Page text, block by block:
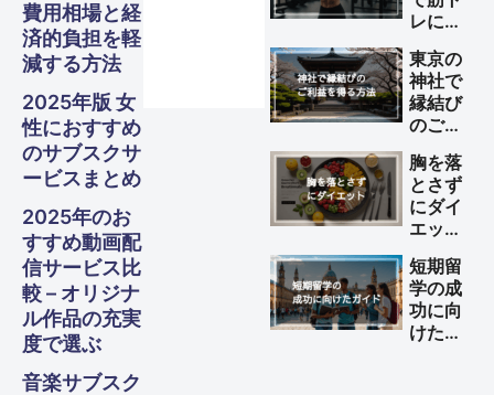
費用相場と経
済的負担を軽
減する方法
2025年版 女
性におすすめ
のサブスクサ
ービスまとめ
2025年のお
すすめ動画配
信サービス比
較 – オリジナ
ル作品の充実
度で選ぶ
音楽サブスク
方と円
満退職
のため
のポイ
ント
レによ
エット
を成功
させる
方法
東京の
神社で
縁結び
のご利
る方法
胸を落
とさず
にダイ
エット
法
短期留
学の成
功に向
けた完